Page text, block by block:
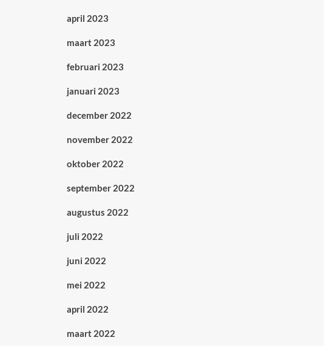
april 2023
maart 2023
februari 2023
januari 2023
december 2022
november 2022
oktober 2022
september 2022
augustus 2022
juli 2022
juni 2022
mei 2022
april 2022
maart 2022